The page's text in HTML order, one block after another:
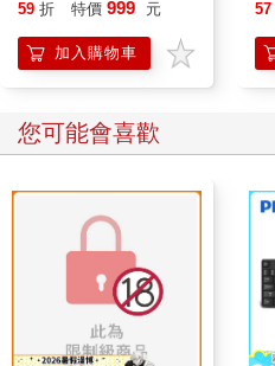
59 折 特價 999 元
加入購物車
57
您可能會喜歡